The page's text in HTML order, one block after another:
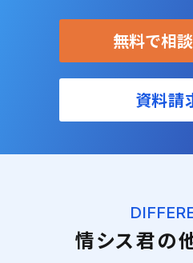
無料で相
資料請
情シス君の